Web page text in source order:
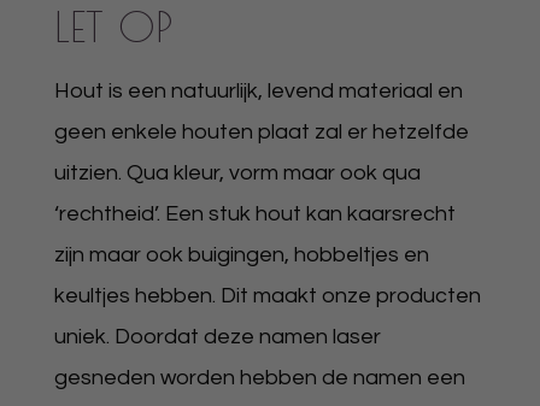
LET OP
Hout is een natuurlijk, levend materiaal en
geen enkele houten plaat zal er hetzelfde
uitzien. Qua kleur, vorm maar ook qua
‘rechtheid’. Een stuk hout kan kaarsrecht
zijn maar ook buigingen, hobbeltjes en
keultjes hebben. Dit maakt onze producten
uniek. Doordat deze namen laser
gesneden worden hebben de namen een